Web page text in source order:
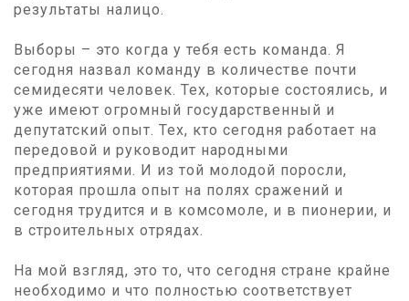
результаты налицо.
Выборы – это когда у тебя есть команда. Я
сегодня назвал команду в количестве почти
семидесяти человек. Тех, которые состоялись, и
уже имеют огромный государственный и
депутатский опыт. Тех, кто сегодня работает на
передовой и руководит народными
предприятиями. И из той молодой поросли,
которая прошла опыт на полях сражений и
сегодня трудится и в комсомоле, и в пионерии, и
в строительных отрядах.
На мой взгляд, это то, что сегодня стране крайне
необходимо и что полностью соответствует